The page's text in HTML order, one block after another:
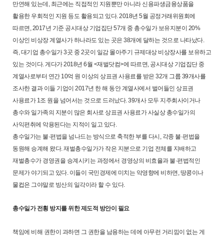
만연해 있는데, 최근에는 직접적인 지원뿐만 아니라 신용파생금융상품을
활용한 우회적인 지원 등도 활용되고 있다. 2018년 5월 공정거래위원회에
따르면, 2017년 기준 공시대상 기업집단 57개 중 총수일가 보유지분이 20%
이상인 비상장 계열사가 하나라도 있는 곳은 38개에 달하는 것으로 나타났다.
즉, 대기업 총수일가 3곳 중 2곳이 일감 몰아주기 규제대상 비상장사를 보유하고
있는 것이다. 게다가 2018년 6월 <재벌닷컴>에 따르면, 공시대상 기업집단 중
계열사로부터 연간 10억 원 이상의 상표권 사용료를 받은 32개 그룹 39개사를
조사한 결과 이들 기업이 2017년 한 해 동안 계열사에서 벌어들인 상표권
사용료가 1조 원을 넘어서는 것으로 드러났다. 39개사 모두 지주회사이거나
총수와 일가족의 지분이 많은 회사로 상표권 사용료가 사실상 총수일가의
사익편취에 악용된다는 지적이 일고 있다.
총수일가는 불·편법을 넘나드는 방식으로 축적한 부를 다시, 각종 불·편법을
동원해 승계해 왔다. 재벌총수일가가 작은 지분으로 기업 전체를 지배하고
재벌총수가 경영권을 승계시키는 과정에서 경영상의 비효율과 불·편법적인
문제가 야기되고 있다. 이들이 국민경제에 미치는 악영향에 비하면, 땅콩이나
물컵은 그야말로 빙산의 일각이라 할 수 있다.
총수일가 전횡 방지를 위한 제도적 방안이 필요
책임에 비해 권한이 과하면 그 권한을 남용하는 데에 아무런 거리낌이 없는 게